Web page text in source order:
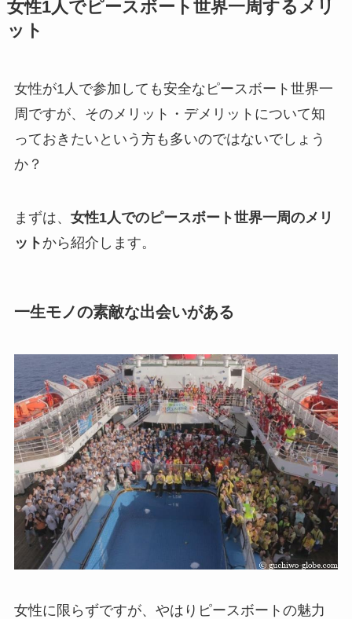
女性1人でピースボート世界一周するメリ
ット
女性が1人で参加しても安全なピースボート世界一
周ですが、そのメリット・デメリットについて知
っておきたいという方も多いのではないでしょう
か？
まずは、 女性1人でのピースボート世界一周のメリ
ット から紹介します。
一生モノの素敵な出会いがある
女性に限らずですが、やはりピースボートの魅力